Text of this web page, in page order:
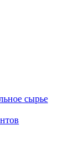
сырье